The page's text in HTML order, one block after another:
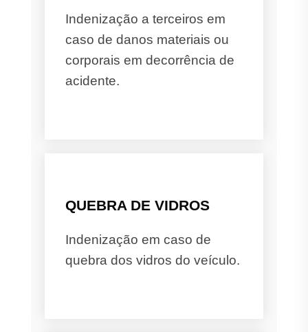
Indenização a terceiros em
caso de danos materiais ou
corporais em decorrência de
acidente.
QUEBRA DE VIDROS
Indenização em caso de
quebra dos vidros do veículo.